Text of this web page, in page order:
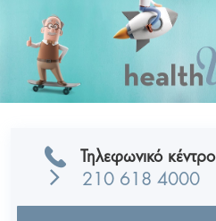
Τηλεφωνικό κέντρο
210 618 4000